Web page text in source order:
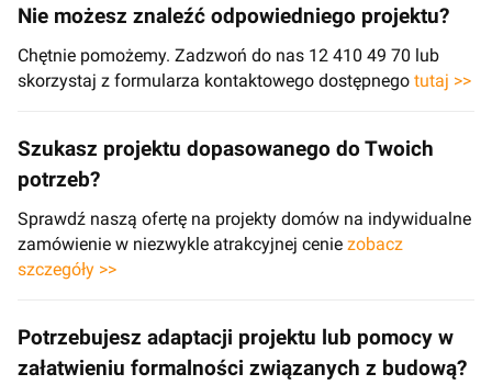
Nie możesz znaleźć odpowiedniego projektu?
Chętnie pomożemy. Zadzwoń do nas 12 410 49 70 lub
skorzystaj z formularza kontaktowego dostępnego tutaj >>
Szukasz projektu dopasowanego do Twoich
potrzeb?
Sprawdź naszą ofertę na projekty domów na indywidualne
zamówienie w niezwykle atrakcyjnej cenie zobacz
szczegóły >>
Potrzebujesz adaptacji projektu lub pomocy w
załatwieniu formalności związanych z budową?